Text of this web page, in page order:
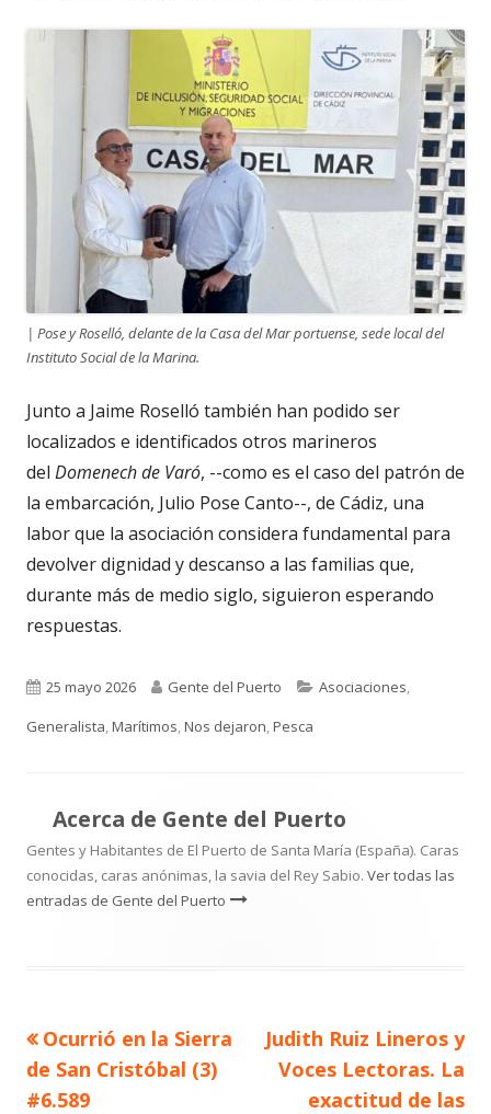
| Pose y Roselló, delante de la Casa del Mar portuense, sede local del
Instituto Social de la Marina.
Junto a Jaime Roselló también han podido ser
localizados e identificados otros marineros
del Domenech de Varó, --como es el caso del patrón de
la embarcación, Julio Pose Canto--, de Cádiz, una
labor que la asociación considera fundamental para
devolver dignidad y descanso a las familias que,
durante más de medio siglo, siguieron esperando
respuestas.
Publicado
el
25 mayo 2026 Autor
Gente del Puerto Categorías
Asociaciones,
Generalista,Marítimos,Nos dejaron,Pesca
Acerca de Gente del Puerto
Gentes y Habitantes de El Puerto de Santa María (España). Caras
conocidas, caras anónimas, la savia del Rey Sabio. Ver todas las
entradas de Gente del Puerto
Navegación
de
Artículo
anterior
Ocurrió en la Sierra
de San Cristóbal (3)
#6.589
Artículo
siguiente
Judith Ruiz Lineros y
Voces Lectoras. La
exactitud de las